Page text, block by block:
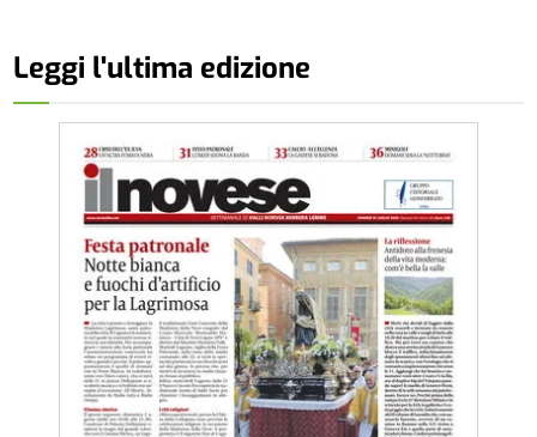
Leggi l'ultima edizione